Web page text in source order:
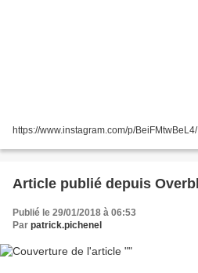
https://www.instagram.com/p/BeiFMtwBeL4/
Publié le 29/01/2018 à 06:53
Par patrick.pichenel